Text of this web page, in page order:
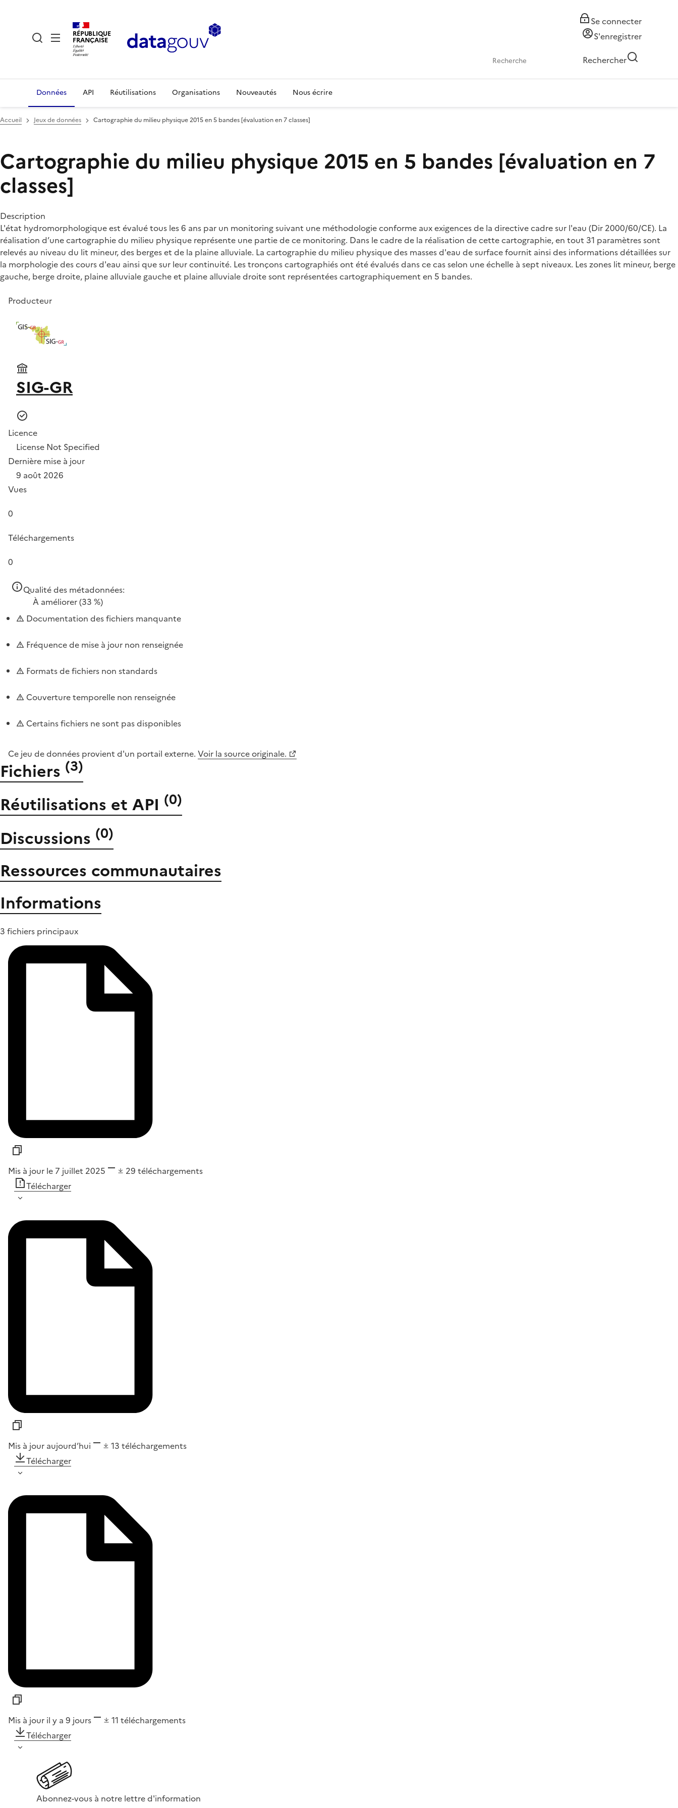
RÉPUBLIQUE
FRANÇAISE
Se connecter
S'enregistrer
Rechercher
Données API Réutilisations Organisations Nouveautés Nous écrire
Accueil Jeux de données Cartographie du milieu physique 2015 en 5 bandes [évaluation en 7 classes]
Cartographie du milieu physique 2015 en 5 bandes [évaluation en 7
classes]
Description
L'état hydromorphologique est évalué tous les 6 ans par un monitoring suivant une méthodologie conforme aux exigences de la directive cadre sur l'eau (Dir 2000/60/CE). La
réalisation d’une cartographie du milieu physique représente une partie de ce monitoring. Dans le cadre de la réalisation de cette cartographie, en tout 31 paramètres sont
relevés au niveau du lit mineur, des berges et de la plaine alluviale. La cartographie du milieu physique des masses d'eau de surface fournit ainsi des informations détaillées sur
la morphologie des cours d'eau ainsi que sur leur continuité. Les tronçons cartographiés ont été évalués dans ce cas selon une échelle à sept niveaux. Les zones lit mineur, berge
gauche, berge droite, plaine alluviale gauche et plaine alluviale droite sont représentées cartographiquement en 5 bandes.
Producteur
SIG-GR
Licence
License Not Specified
Dernière mise à jour
9 août 2026
Vues
0
Téléchargements
0
Qualité des métadonnées:
À améliorer(33 %)
Documentation des fichiers manquante
Fréquence de mise à jour non renseignée
Formats de fichiers non standards
Couverture temporelle non renseignée
Certains fichiers ne sont pas disponibles
Ce jeu de données provient d'un portail externe. Voir la source originale.
Fichiers (3)
Réutilisations et API (0)
Discussions (0)
Ressources communautaires
Informations
3 fichiers principaux
Mis à jour le 7 juillet 2025 29 téléchargements
Télécharger
Mis à jour aujourd’hui 13 téléchargements
Télécharger
Mis à jour il y a 9 jours 11 téléchargements
Télécharger
Abonnez-vous à notre lettre d'information